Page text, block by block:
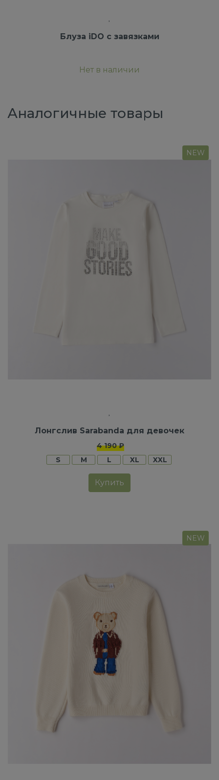
Блуза iDO с завязками
Нет в наличии
Аналогичные товары
NEW
Лонгслив Sarabanda для девочек
4 190 ₽
S
M L XL XXL
Купить
NEW